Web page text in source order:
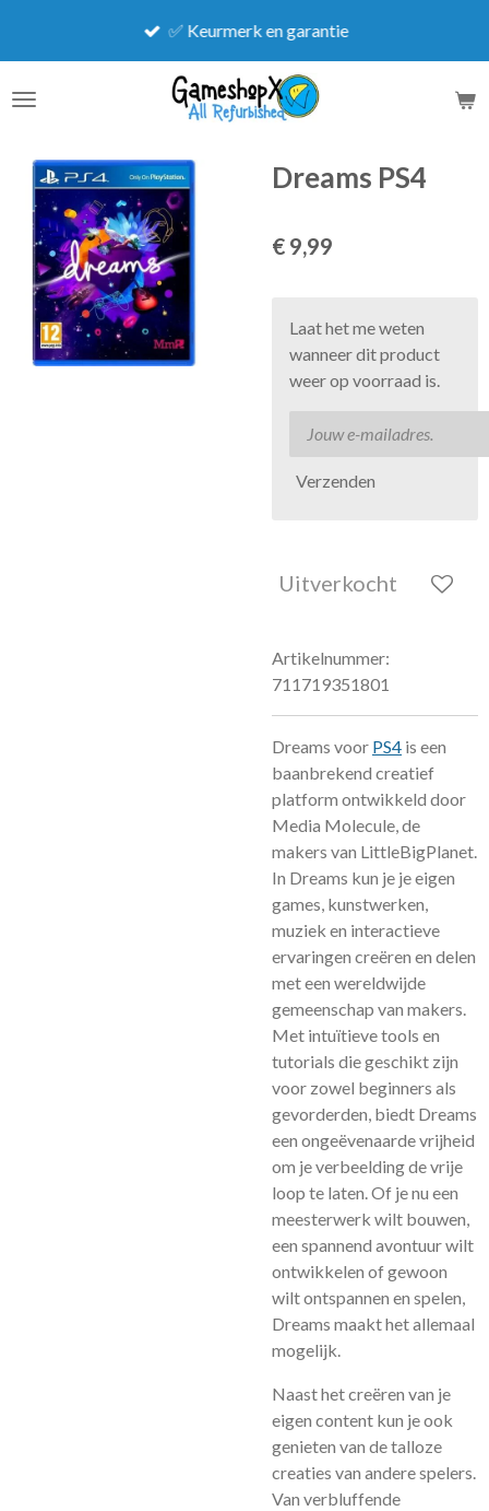
de
✅ Keurmerk en garantie
Dreams PS4
€ 9,99
Laat het me weten
wanneer dit product
weer op voorraad is.
Verzenden
Uitverkocht
Artikelnummer:
711719351801
Dreams voor PS4 is een
baanbrekend creatief
platform ontwikkeld door
Media Molecule, de
makers van LittleBigPlanet.
In Dreams kun je je eigen
games, kunstwerken,
muziek en interactieve
ervaringen creëren en delen
met een wereldwijde
gemeenschap van makers.
Met intuïtieve tools en
tutorials die geschikt zijn
voor zowel beginners als
gevorderden, biedt Dreams
een ongeëvenaarde vrijheid
om je verbeelding de vrije
loop te laten. Of je nu een
meesterwerk wilt bouwen,
een spannend avontuur wilt
ontwikkelen of gewoon
wilt ontspannen en spelen,
Dreams maakt het allemaal
mogelijk.
Naast het creëren van je
eigen content kun je ook
genieten van de talloze
creaties van andere spelers.
Van verbluffende